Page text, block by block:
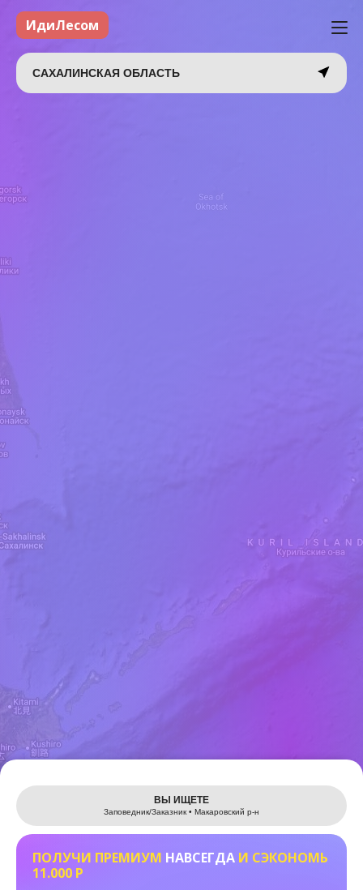
Leaflet
ИдиЛесом
САХАЛИНСКАЯ ОБЛАСТЬ
ВЫ ИЩЕТЕ
Заповедник/Заказник • Макаровский р-н
ПОЛУЧИ ПРЕМИУМ НАВСЕГДА И СЭКОНОМЬ
11.000 Р